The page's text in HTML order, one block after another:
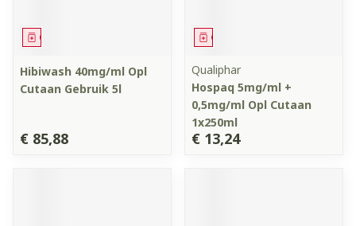
Geneesmiddel
Hibiwash 40mg/ml Opl
Cutaan Gebruik 5l
€ 85,88
Geneesmiddel
Qualiphar
Hospaq 5mg/ml +
0,5mg/ml Opl Cutaan
1x250ml
€ 13,24